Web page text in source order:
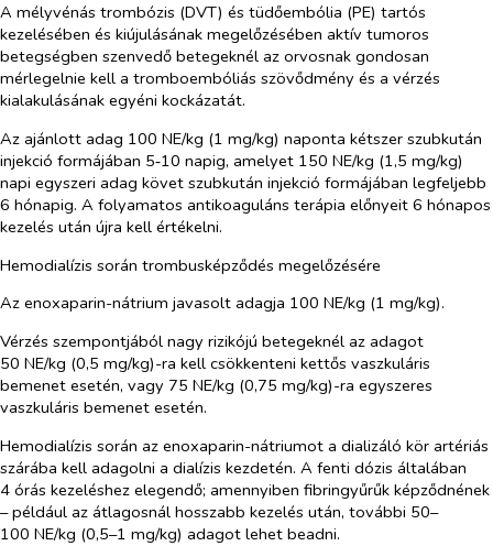
A mélyvénás trombózis (DVT) és tüdőembólia (PE) tartós
kezelésében és kiújulásának megelőzésében aktív tumoros
betegségben szenvedő betegeknél az orvosnak gondosan
mérlegelnie kell a tromboembóliás szövődmény és a vérzés
kialakulásának egyéni kockázatát.
Az ajánlott adag 100 NE/kg (1 mg/kg) naponta kétszer szubkután
injekció formájában 5‑10 napig, amelyet 150 NE/kg (1,5 mg/kg)
napi egyszeri adag követ szubkután injekció formájában legfeljebb
6 hónapig. A folyamatos antikoaguláns terápia előnyeit 6 hónapos
kezelés után újra kell értékelni.
Hemodialízis során trombusképződés megelőzésére
Az enoxaparin-nátrium javasolt adagja 100 NE/kg (1 mg/kg).
Vérzés szempontjából nagy rizikójú betegeknél az adagot
50 NE/kg (0,5 mg/kg)-ra kell csökkenteni kettős vaszkuláris
bemenet esetén, vagy 75 NE/kg (0,75 mg/kg)-ra egyszeres
vaszkuláris bemenet esetén.
Hemodialízis során az enoxaparin-nátriumot a dializáló kör artériás
szárába kell adagolni a dialízis kezdetén. A fenti dózis általában
4 órás kezeléshez elegendő; amennyiben fibringyűrűk képződnének
– például az átlagosnál hosszabb kezelés után, további 50–
100 NE/kg (0,5–1 mg/kg) adagot lehet beadni.